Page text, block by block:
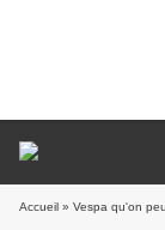
Accueil » Vespa qu'on